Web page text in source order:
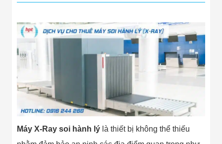
Thông Tin
Giải Pháp
Giải Pháp Thiết
Bị Ngành Thủy
Sản - Đông
Lạnh
Giải Pháp Thiết
Phẩm Đóng Gói
Giải Pháp Thiết
Bị Ngành May
Mặc - Giày Da
Giải Pháp Thiết
Máy X-Ray soi hành lý là thiết bị không thể thiếu